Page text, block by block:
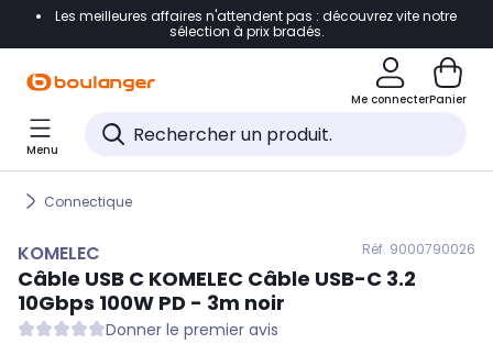
Accéder directement à la navigation
Accéder directement au pied de page
Accéder directement au chatbot
Les meilleures affaires n'attendent pas : découvrez vite notre
sélection à prix bradés.
Me connecterPanier
Menu
Connectique
KOMELEC Réf. 9000790026
Câble USB C KOMELEC Câble USB-C 3.2
10Gbps 100W PD - 3m noir
Donner le premier avis